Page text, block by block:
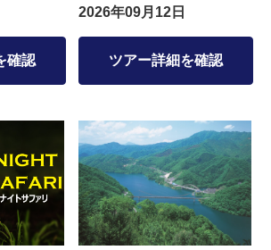
確認
2026年09月12日
ツアー詳細を確認